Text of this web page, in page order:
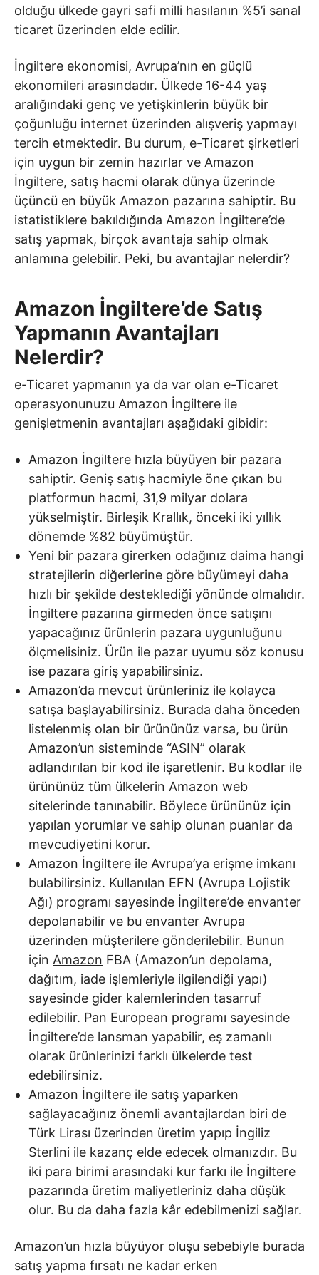
olduğu ülkede gayri safi milli hasılanın %5’i sanal
ticaret üzerinden elde edilir.
İngiltere ekonomisi, Avrupa’nın en güçlü
ekonomileri arasındadır. Ülkede 16-44 yaş
aralığındaki genç ve yetişkinlerin büyük bir
çoğunluğu internet üzerinden alışveriş yapmayı
tercih etmektedir. Bu durum, e-Ticaret şirketleri
için uygun bir zemin hazırlar ve Amazon
İngiltere, satış hacmi olarak dünya üzerinde
üçüncü en büyük Amazon pazarına sahiptir. Bu
istatistiklere bakıldığında Amazon İngiltere’de
satış yapmak, birçok avantaja sahip olmak
anlamına gelebilir. Peki, bu avantajlar nelerdir?
Amazon İngiltere’de Satış
Yapmanın Avantajları
Nelerdir?
e-Ticaret yapmanın ya da var olan e-Ticaret
operasyonunuzu Amazon İngiltere ile
genişletmenin avantajları aşağıdaki gibidir:
Amazon İngiltere hızla büyüyen bir pazara
sahiptir. Geniş satış hacmiyle öne çıkan bu
platformun hacmi, 31,9 milyar dolara
yükselmiştir. Birleşik Krallık, önceki iki yıllık
dönemde %82 büyümüştür.
Yeni bir pazara girerken odağınız daima hangi
stratejilerin diğerlerine göre büyümeyi daha
hızlı bir şekilde desteklediği yönünde olmalıdır.
İngiltere pazarına girmeden önce satışını
yapacağınız ürünlerin pazara uygunluğunu
ölçmelisiniz. Ürün ile pazar uyumu söz konusu
ise pazara giriş yapabilirsiniz.
Amazon’da mevcut ürünleriniz ile kolayca
satışa başlayabilirsiniz. Burada daha önceden
listelenmiş olan bir ürününüz varsa, bu ürün
Amazon’un sisteminde “ASIN” olarak
adlandırılan bir kod ile işaretlenir. Bu kodlar ile
ürününüz tüm ülkelerin Amazon web
sitelerinde tanınabilir. Böylece ürününüz için
yapılan yorumlar ve sahip olunan puanlar da
mevcudiyetini korur.
Amazon İngiltere ile Avrupa’ya erişme imkanı
bulabilirsiniz. Kullanılan EFN (Avrupa Lojistik
Ağı) programı sayesinde İngiltere’de envanter
depolanabilir ve bu envanter Avrupa
üzerinden müşterilere gönderilebilir. Bunun
için Amazon FBA (Amazon’un depolama,
dağıtım, iade işlemleriyle ilgilendiği yapı)
sayesinde gider kalemlerinden tasarruf
edilebilir. Pan European programı sayesinde
İngiltere’de lansman yapabilir, eş zamanlı
olarak ürünlerinizi farklı ülkelerde test
edebilirsiniz.
Amazon İngiltere ile satış yaparken
sağlayacağınız önemli avantajlardan biri de
Türk Lirası üzerinden üretim yapıp İngiliz
Sterlini ile kazanç elde edecek olmanızdır. Bu
iki para birimi arasındaki kur farkı ile İngiltere
pazarında üretim maliyetleriniz daha düşük
olur. Bu da daha fazla kâr edebilmenizi sağlar.
Amazon’un hızla büyüyor oluşu sebebiyle burada
satış yapma fırsatı ne kadar erken